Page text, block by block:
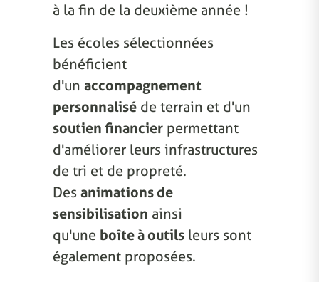
à la fin de la deuxième année !
Les écoles sélectionnées
bénéficient
d'un accompagnement
personnalisé de terrain et d'un
soutien financier permettant
d'améliorer leurs infrastructures
de tri et de propreté.
Des animations de
sensibilisation ainsi
qu'une boîte à outils leurs sont
également proposées.